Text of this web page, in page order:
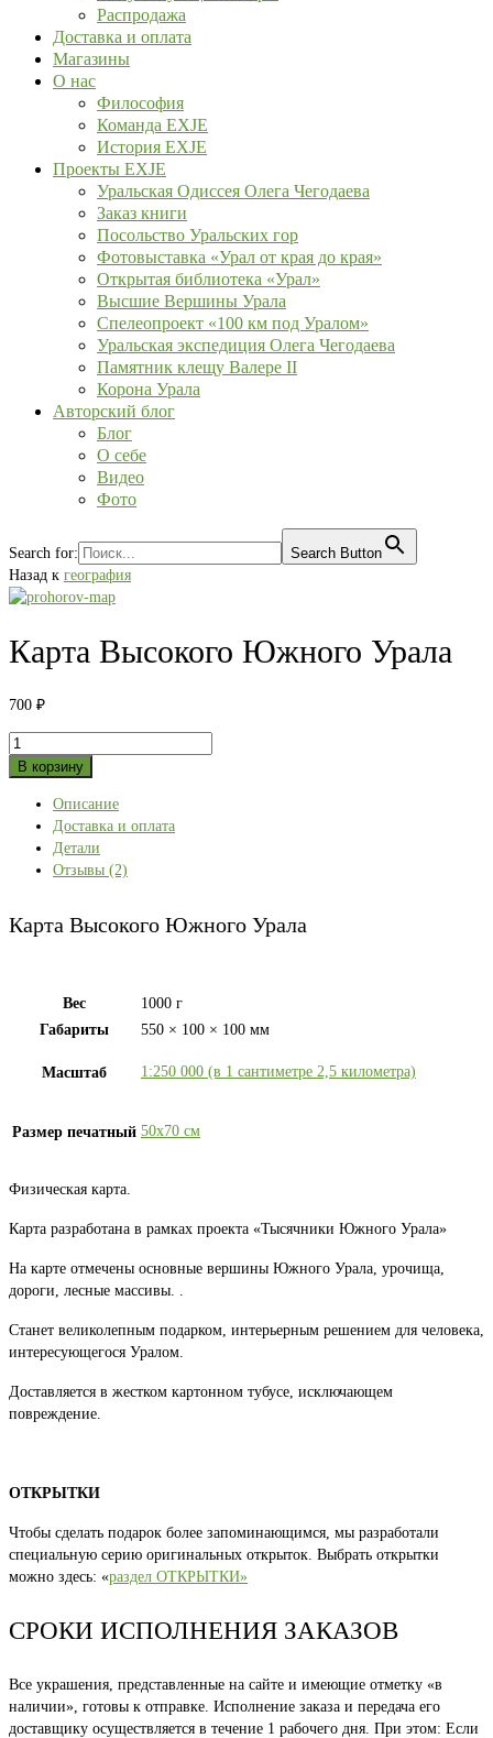
Распродажа
Доставка и оплата
Магазины
О нас
Философия
Команда EXJE
История EXJE
Проекты EXJE
Уральская Одиссея Олега Чегодаева
Заказ книги
Посольство Уральских гор
Фотовыставка «Урал от края до края»
Открытая библиотека «Урал»
Высшие Вершины Урала
Спелеопроект «100 км под Уралом»
Уральская экспедиция Олега Чегодаева
Памятник клещу Валере II
Корона Урала
Авторский блог
Блог
О себе
Видео
Фото
Search for:
Search Button
Назад к география
Карта Высокого Южного Урала
700 ₽
Количество
товара
Высокого
Южного
Урала
В корзину
Описание
Доставка и оплата
Детали
Отзывы (2)
Карта Высокого Южного Урала
Вес
1000 г
Габариты
550 × 100 × 100 мм
Масштаб 1:250 000 (в 1 сантиметре 2,5 километра)
Размер печатный 50х70 см
Физическая карта.
Карта разработана в рамках проекта «Тысячники Южного Урала»
На карте отмечены основные вершины Южного Урала, урочища,
дороги, лесные массивы. .
Станет великолепным подарком, интерьерным решением для человека,
интересующегося Уралом.
Доставляется в жестком картонном тубусе, исключающем
повреждение.
ОТКРЫТКИ
Чтобы сделать подарок более запоминающимся, мы разработали
специальную серию оригинальных открыток. Выбрать открытки
можно здесь: «раздел ОТКРЫТКИ»
СРОКИ ИСПОЛНЕНИЯ ЗАКАЗОВ
Все украшения, представленные на сайте и имеющие отметку «в
наличии», готовы к отправке. Исполнение заказа и передача его
доставщику осуществляется в течение 1 рабочего дня. При этом: Если